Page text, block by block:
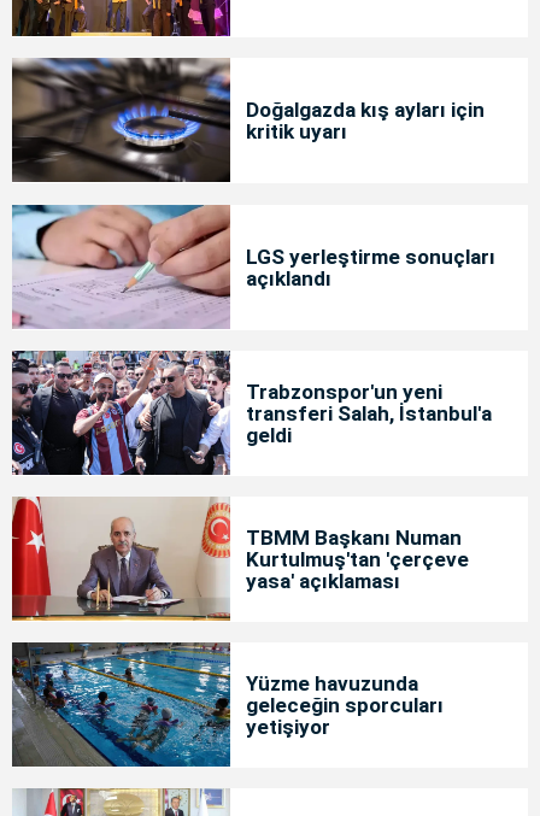
Doğalgazda kış ayları için
kritik uyarı
LGS yerleştirme sonuçları
açıklandı
Trabzonspor'un yeni
transferi Salah, İstanbul'a
geldi
TBMM Başkanı Numan
Kurtulmuş'tan 'çerçeve
yasa' açıklaması
Yüzme havuzunda
geleceğin sporcuları
yetişiyor